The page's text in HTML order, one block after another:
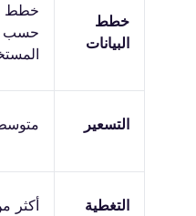
خطط
البيانات
التسعير
التغطية أكثر من 200 وجهة مع خطط عالمية وإقليمية